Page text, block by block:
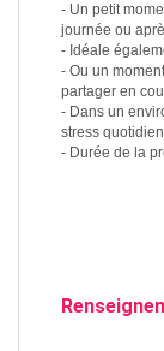
- Un petit
journée ou
- Idéale
- Ou un
partager en
- Dans un
stress quotidien
- Durée de la